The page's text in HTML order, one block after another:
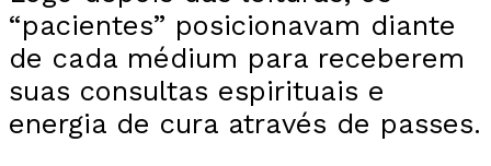
“pacientes” posicionavam diante
de cada médium para receberem
suas consultas espirituais e
energia de cura através de passes.